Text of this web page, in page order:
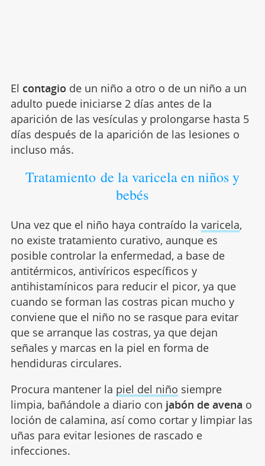
El contagio de un niño a otro o de un niño a un
adulto puede iniciarse 2 días antes de la
aparición de las vesículas y prolongarse hasta 5
días después de la aparición de las lesiones o
incluso más.
Tratamiento de la varicela en niños y
bebés
Una vez que el niño haya contraído la varicela,
no existe tratamiento curativo, aunque es
posible controlar la enfermedad, a base de
antitérmicos, antivíricos específicos y
antihistamínicos para reducir el picor, ya que
cuando se forman las costras pican mucho y
conviene que el niño no se rasque para evitar
que se arranque las costras, ya que dejan
señales y marcas en la piel en forma de
hendiduras circulares.
Procura mantener la piel del niño siempre
limpia, bañándole a diario con jabón de avena o
loción de calamina, así como cortar y limpiar las
uñas para evitar lesiones de rascado e
infecciones.